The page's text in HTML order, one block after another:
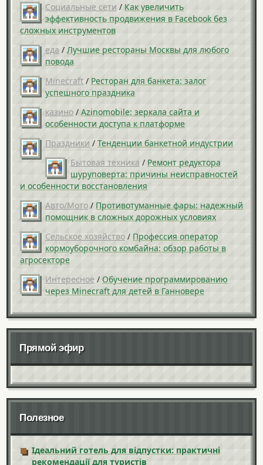
Социальные сети / Как увеличить
эффективность продвижения в Facebook без
сложных инструментов
еда / Лучшие рестораны Москвы для любого
повода
Minecraft / Ресторан для банкета: залог
успешного праздника
казино / Azinomobile: зеркала сайта и
особенности доступа к платформе
Праздники / Тенденции банкетной индустрии
Бытовая техника / Ремонт редуктора
шуруповерта: причины неисправностей
и особенности восстановления
Авто/Мото / Противотуманные фары: надежный
помощник в сложных дорожных условиях
Сельское хозяйство / Профессия оператор
кормоуборочного комбайна: обзор работы в
агросекторе
Интересное / Обучение программированию
через Minecraft для детей в Ганновере
Прямой эфир
Полезное
Ідеальний готель для відпустки: практичні
рекомендації для туристів